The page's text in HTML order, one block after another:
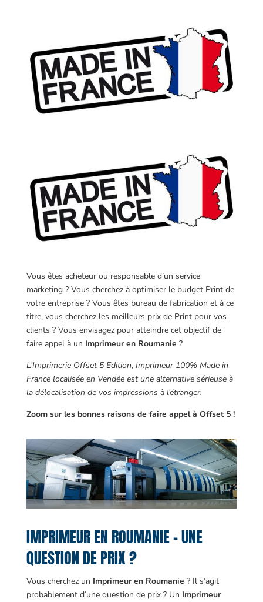
Vous êtes acheteur ou responsable d’un service
marketing ? Vous cherchez à optimiser le budget Print de
votre entreprise ? Vous êtes bureau de fabrication et à ce
titre, vous cherchez les meilleurs prix de Print pour vos
clients ? Vous envisagez pour atteindre cet objectif de
faire appel à un Imprimeur en Roumanie ?
L’Imprimerie Offset 5 Edition, Imprimeur 100% Made in
France localisée en Vendée est une alternative sérieuse à
la délocalisation de vos impressions à l’étranger.
Zoom sur les bonnes raisons de faire appel à Offset 5 !
IMPRIMEUR EN ROUMANIE – UNE
QUESTION DE PRIX ?
Vous cherchez un Imprimeur en Roumanie ? Il s’agit
probablement d’une question de prix ? Un Imprimeur